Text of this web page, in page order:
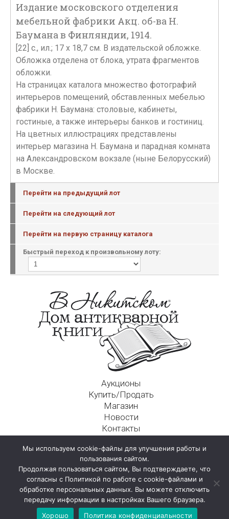
Издание московского отделения
мебельной фабрики Акц. об-ва Н.
Баумана в Финляндии, 1914.
[22] с., ил.; 17 x 18,7 см. В издательской обложке.
Обложка отделена от блока, утрата фрагментов
обложки.
На страницах каталога множество фотографий
интерьеров помещений, обставленных мебелью
фабрики Н. Баумана: столовые, кабинеты,
гостиные, а также интерьеры банков и гостиниц.
На цветных иллюстрациях представлены
интерьер магазина Н. Баумана и парадная комната
на Александровском вокзале (ныне Белорусский)
в Москве.
Перейти на предыдущий лот
Перейти на следующий лот
Перейти на первую страницу каталога
Быстрый переход к произвольному лоту:
Аукционы
Купить/Продать
Магазин
Новости
Контакты
125009, г. Москва, Никитский пер., д. 4а, стр. 1
Мы используем cookie-файлы для улучшения работы и
пользования сайтом.
Продолжая пользоваться сайтом, Вы подтверждаете, что
согласны с Политикой по работе с cookie-файлами и
обработке персональных данных. Вы можете отключить
передачу информации в настройках Вашего браузера.
Хорошо
Политика конфиденциальности